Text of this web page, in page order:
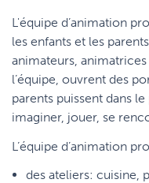
L'équipe d’animation
les enfants et les
animateurs,
l’équipe, ouvrent des
parents puissent dans
imaginer, jouer, se
L’équipe d’animation
des ateliers: cuisine,